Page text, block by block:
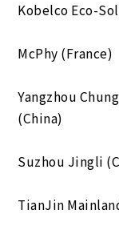
Kobelco Eco-
McPhy (France)
Yangzhou
(China)
Suzhou Jingli
TianJin